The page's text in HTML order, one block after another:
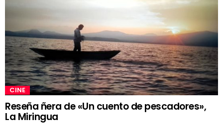
CINE
Reseña ñera de «Un cuento de pescadores»,
La Miringua